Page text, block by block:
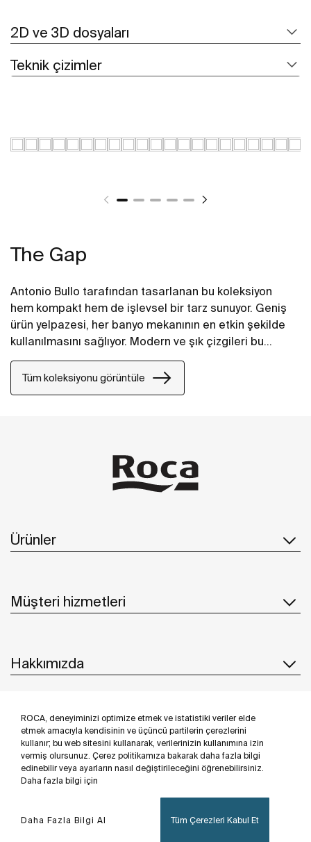
ROCA, deneyiminizi optimize etmek ve istatistiki veriler elde
etmek amacıyla kendisinin ve üçüncü partilerin çerezlerini
kullanır; bu web sitesini kullanarak, verilerinizin kullanımına izin
vermiş olursunuz. Çerez politikamıza bakarak daha fazla bilgi
edinebilir veya ayarların nasıl değiştirileceğini öğrenebilirsiniz.
Daha fazla bilgi için
Daha Fazla Bilgi Al Tüm Çerezleri Kabul Et
2D ve 3D dosyaları
Teknik çizimler
The Gap
Antonio Bullo tarafından tasarlanan bu koleksiyon
hem kompakt hem de işlevsel bir tarz sunuyor. Geniş
ürün yelpazesi, her banyo mekanının en etkin şekilde
kullanılmasını sağlıyor. Modern ve şık çizgileri bu
takımı en akıllı seçenek haline getiriyor.
Tüm koleksiyonu görüntüle
Ürünler
Müşteri hizmetleri
Hakkımızda
İlham & Fikirler
Bizi takip edin